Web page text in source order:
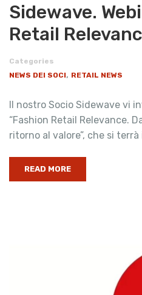
Sidewave.
Retail
Categories
NEWS DEI SOCI, RETAIL NEWS
Il nostro Socio Sidewave vi
“Fashion Retail Relevance.
ritorno al valore”, che si
READ MORE